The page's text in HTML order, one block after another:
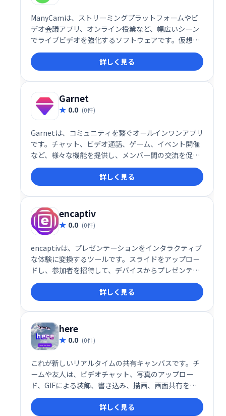
ManyCamは、ストリーミングプラットフォームやビ
デオ会議アプリ、オンライン授業など、幅広いシーン
でライブビデオを強化するソフトウェアです。仮想背
景やエフェクトの追加、複数のカメラ切り替えなどの
高度な機能を搭載し、ビデオ通話や配信をより魅力的
に演出します。プロフェッショナルから初心者まで使
いやすい設計で、様々な用途に対応可能です。
詳しく見る
Garnet
0.0 (0件)
Garnetは、コミュニティを繋ぐオールインワンアプリ
です。チャット、ビデオ通話、ゲーム、イベント開催
など、様々な機能を提供し、メンバー間の交流を促進
します。砕氷船機能なども搭載し、新たな出会いをサ
ポートします。未来をシンプルにする、次世代コミュ
ニティアプリです。
詳しく見る
encaptiv
0.0 (0件)
encaptivは、プレゼンテーションをインタラクティブ
な体験に変換するツールです。スライドをアップロー
ドし、参加者を招待して、デバイスからプレゼンテー
ションを操作できます。仮想、ハイブリッド、対面イ
ベントに対応し、オーディエンスのエンゲージメント
を高め、フィードバックを収集できます。同時セッシ
ョンの開催や視聴者参加状況の追跡も可能です。顧
客、ドナー、ファンの獲得を支援します。
詳しく見る
here
0.0 (0件)
これが新しいリアルタイムの共有キャンバスです。チ
ームや友人は、ビデオチャット、写真のアップロー
ド、GIFによる装飾、書き込み、描画、画面共有をす
べてブラウザで行うことができます。つぶやき共有埋
め込む
詳しく見る